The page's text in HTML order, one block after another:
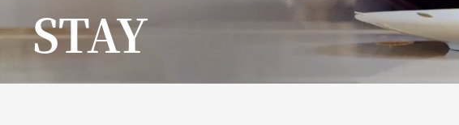
STAY